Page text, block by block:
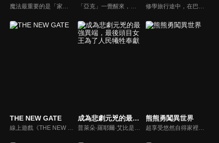
魔法最重要的是「家世」、「才能」、「努力」……。有一位熱愛魔法，卻缺乏血統和才能，最後死於非命的「凡人」魔法師。臨死前期望「想要鑽研學習更多魔法」的這個男人在轉生後，成為了擁有強大魔法血統的沙魯姆王國第七王子・洛伊德。擁有過去的記憶，帶著完美的血統及才能投胎轉世的他，懷抱著前世沒能實現的心願，即將以超乎常人的魔力「隨心所欲地學習魔法」，享受他的無雙生活！ 「亞克」一覺醒來，發現自己竟然以 MMORPG 中使用的遊戲角色姿態，被扔到了異世界。 而那個姿態正是外表身穿鎧甲，裡頭卻全是骨骸的「骸骨騎士」。 ──要是真面目曝光，自己可能會被誤認為是怪獸而成為討伐對象！？ 亞克因此下定決心，要當一個傭兵低調度日。 然而，他絕非那種能對眼前的惡行坐視不管的男人！ 亞克與在旅途中相遇的精靈戰士艾莉安、獸人族忍者千代女， 以及精靈獸碰太一起，今天也將繼續他們的旅程。 憑藉一刀兩斷斬盡邪惡、痛快且爽快的戰鬥表現而大獲好評的人氣電視動畫， 已確定製作眾所期待的續作！ 骸骨騎士大人那種無自覺的「懲惡揚善」異世界奇幻故事， 在此再次登場！！ 修學旅行途中，在巴士上睡著了的高遠夜霧，被同班同學壇之浦知千佳叫醒了，乘坐的巴士被龍襲擊了。這裡居然是異世界！在莫名其妙的情況下突然陷入危機。但是夜霧擁有著這個世界基準所無法計量的「秒殺能力」！讓全部的敵人瞬間死亡！最強主角橫空出世！
THE NEW GATE 成為悲劇元兇的最強異端，最後頭目女王為了人民犧牲奉獻 熊熊勇闖異世界